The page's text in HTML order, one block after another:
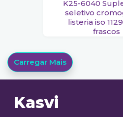
K25-6040 Suplemento
seletivo
listeria iso
frascos
Carregar Mais
Kasvi